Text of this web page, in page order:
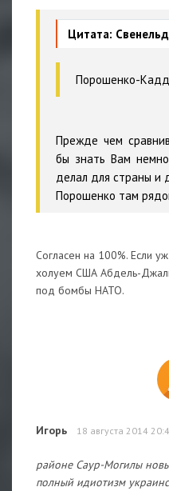
Цитата: Свенельд
Порошенко-
Прежде чем
бы знать Вам
делал для страны и
Порошенко там
Согласен на 100%. Если
холуем США Абдель-
под бомбы НАТО.
Игорь 18 августа 2014
районе Саур-Могилы
полный идиотизм